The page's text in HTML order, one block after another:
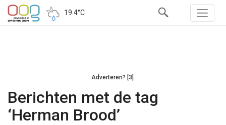
19.4°C
Adverteren? [3]
Berichten met de tag
‘Herman Brood’